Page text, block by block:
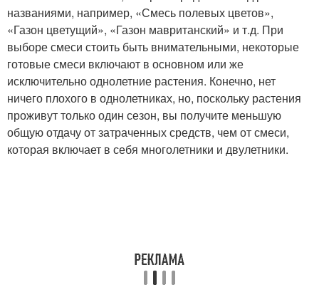
названиями, например, «Смесь полевых цветов»,
«Газон цветущий», «Газон мавританский» и т.д. При
выборе смеси стоить быть внимательными, некоторые
готовые смеси включают в основном или же
исключительно однолетние растения. Конечно, нет
ничего плохого в однолетниках, но, поскольку растения
проживут только один сезон, вы получите меньшую
общую отдачу от затраченных средств, чем от смеси,
которая включает в себя многолетники и двулетники.